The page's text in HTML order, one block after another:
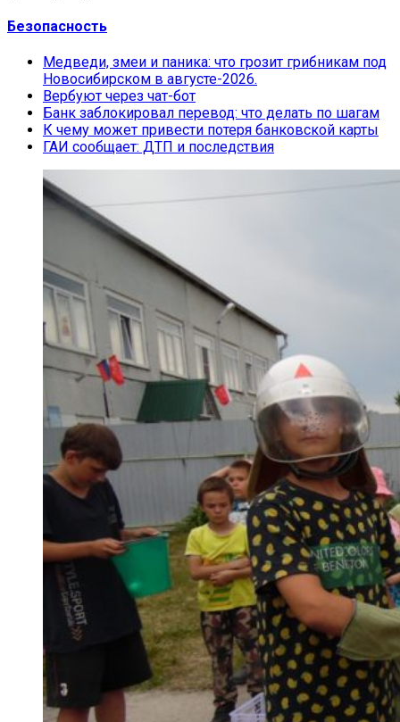
Безопасность
Медведи, змеи и паника: что грозит грибникам под
Новосибирском в августе-2026.
Вербуют через чат-бот
Банк заблокировал перевод: что делать по шагам
К чему может привести потеря банковской карты
ГАИ сообщает: ДТП и последствия